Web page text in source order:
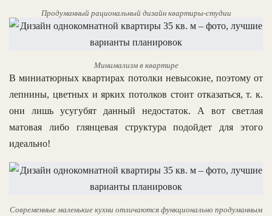
Продуманный рациональный дизайн квартиры-студии
Минимализм в квартире
В миниатюрных квартирах потолки невысокие, поэтому от
лепнины, цветных и ярких потолков стоит отказаться, т. к.
они лишь усугубят данный недостаток. А вот светлая
матовая либо глянцевая структура подойдет для этого
идеально!
Современные маленькие кухни отличаются функционально продуманным